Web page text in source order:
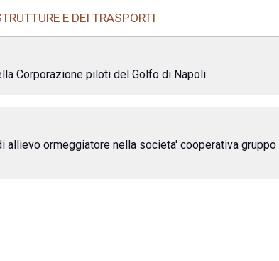
E DEI TRASPORTI
Corporazione piloti del Golfo di Napoli.
ormeggiatore nella societa' cooperativa